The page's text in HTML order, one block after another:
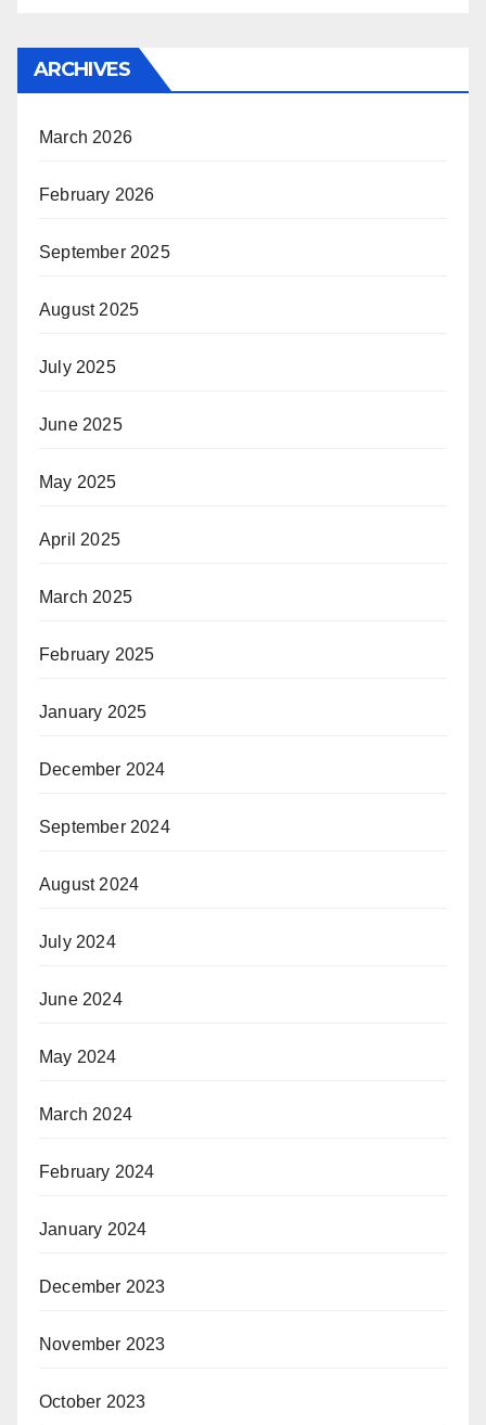
ARCHIVES
March 2026
February 2026
September 2025
August 2025
July 2025
June 2025
May 2025
April 2025
March 2025
February 2025
January 2025
December 2024
September 2024
August 2024
July 2024
June 2024
May 2024
March 2024
February 2024
January 2024
December 2023
November 2023
October 2023